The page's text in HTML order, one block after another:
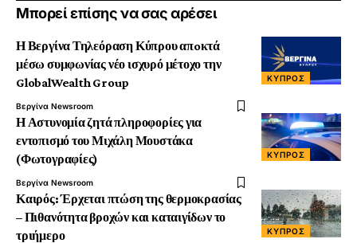
Μπορεί επίσης να σας αρέσει
ΚΎΠΡΟΣ
Η Βεργίνα Τηλεόραση Κύπρου απoκτά
μέσω συμφωνίας νέο ισχυρό μέτοχο την
GlobalWealth Group
Βεργίνα Newsroom
ΚΎΠΡΟΣ
Η Αστυνομία ζητά πληροφορίες για
εντοπισμό του Μιχάλη Μουστάκα
(Φωτογραφίες)
Βεργίνα Newsroom
ΚΎΠΡΟΣ
Καιρός: Έρχεται πτώση της θερμοκρασίας
– Πιθανότητα βροχών και καταιγίδων το
τριήμερο